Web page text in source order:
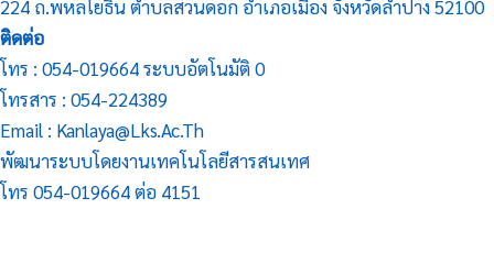
224 ถ.พหลโยธิน ตำบลสวนดอก อำเภอเมือง จังหวัดลำปาง 52100
ติดต่อ
โทร : 054-019664 ระบบอัตโนมัติ 0
โทรสาร : 054-224389
Email : Kanlaya@lks.ac.th
พัฒนาระบบโดยงานเทคโนโลยีสารสนเทศ
โทร 054-019664 ต่อ 4151